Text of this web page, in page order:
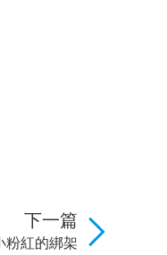
下一篇
粉紅的綁架